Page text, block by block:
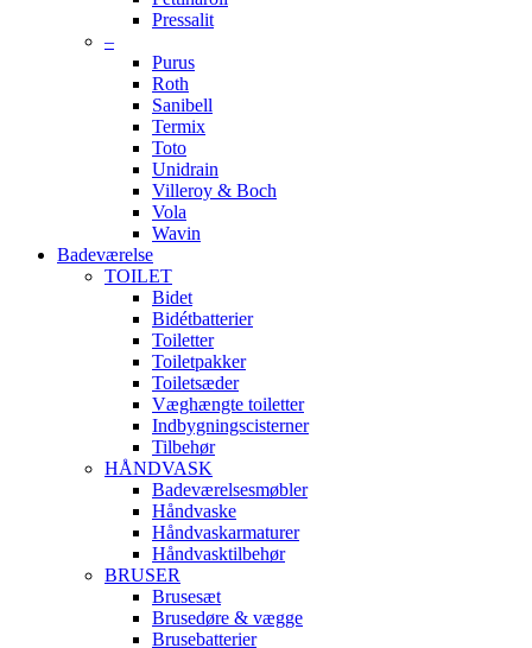
Pressalit
–
Purus
Roth
Sanibell
Termix
Toto
Unidrain
Villeroy & Boch
Vola
Wavin
Badeværelse
TOILET
Bidet
Bidétbatterier
Toiletter
Toiletpakker
Toiletsæder
Væghængte toiletter
Indbygningscisterner
Tilbehør
HÅNDVASK
Badeværelsesmøbler
Håndvaske
Håndvaskarmaturer
Håndvasktilbehør
BRUSER
Brusesæt
Brusedøre & vægge
Brusebatterier